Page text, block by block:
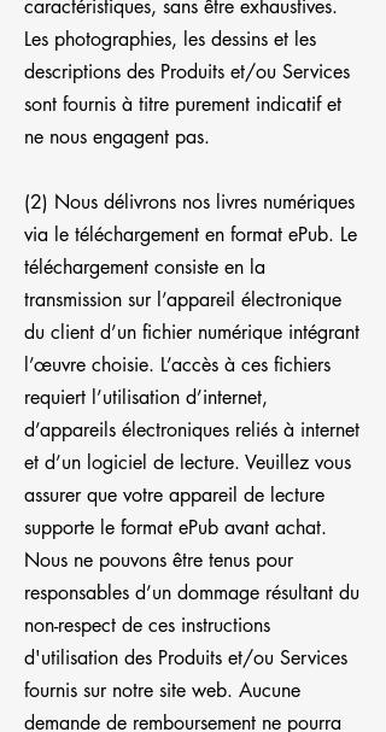
caractéristiques, sans être exhaustives.
Les photographies, les dessins et les
descriptions des Produits et/ou Services
sont fournis à titre purement indicatif et
ne nous engagent pas.
(2) Nous délivrons nos livres numériques
via le téléchargement en format ePub. Le
téléchargement consiste en la
transmission sur l’appareil électronique
du client d’un fichier numérique intégrant
l’œuvre choisie. L’accès à ces fichiers
requiert l’utilisation d’internet,
d’appareils électroniques reliés à internet
et d’un logiciel de lecture. Veuillez vous
assurer que votre appareil de lecture
supporte le format ePub avant achat.
Nous ne pouvons être tenus pour
responsables d’un dommage résultant du
non-respect de ces instructions
d'utilisation des Produits et/ou Services
fournis sur notre site web. Aucune
demande de remboursement ne pourra